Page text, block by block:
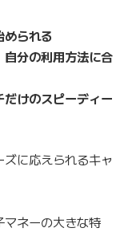
められる
自分の利用方法に合
だけのスピーディー
に応えられるキャ
ネーの大きな特